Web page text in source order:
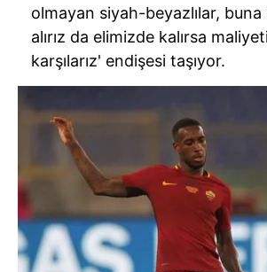
olmayan siyah-beyazlılar, buna
alırız da elimizde kalırsa
karşılarız' endişesi taşıyor.